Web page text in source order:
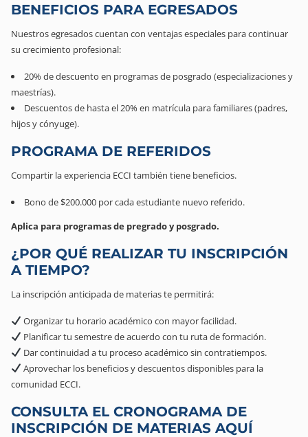
BENEFICIOS PARA EGRESADOS
Nuestros egresados cuentan con ventajas especiales para continuar
su crecimiento profesional:
20% de descuento en programas de posgrado (especializaciones y
maestrías).
Descuentos de hasta el 20% en matrícula para familiares (padres,
hijos y cónyuge).
PROGRAMA DE REFERIDOS
Compartir la experiencia ECCI también tiene beneficios.
Bono de $200.000 por cada estudiante nuevo referido.
Aplica para programas de pregrado y posgrado.
¿POR QUÉ REALIZAR TU INSCRIPCIÓN
A TIEMPO?
La inscripción anticipada de materias te permitirá:
Organizar tu horario académico con mayor facilidad.
Planificar tu semestre de acuerdo con tu ruta de formación.
Dar continuidad a tu proceso académico sin contratiempos.
Aprovechar los beneficios y descuentos disponibles para la
comunidad ECCI.
CONSULTA EL CRONOGRAMA DE
INSCRIPCIÓN DE MATERIAS AQUÍ